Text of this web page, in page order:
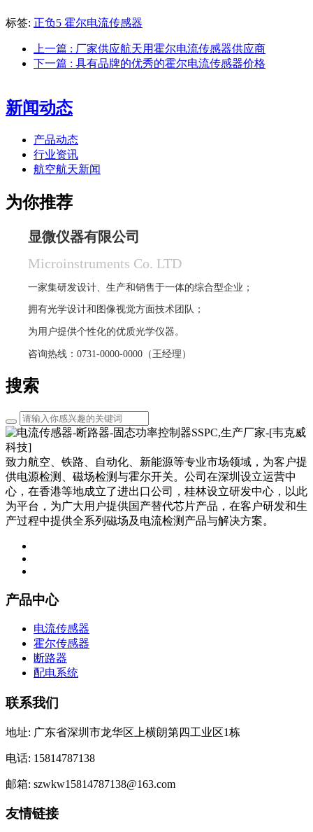
标签: 正负5 霍尔电流传感器
上一篇 : 厂家供应航天用霍尔电流传感器供应商
下一篇 : 具有品牌的优秀的霍尔电流传感器价格
新闻动态
产品动态
行业资讯
航空航天新闻
为你推荐
显微仪器有限公司
Microinstruments Co. LTD
一家集研发设计、生产和销售于一体的综合型企业；
拥有光学设计和图像视觉方面技术团队；
为用户提供个性化的优质光学仪器。
咨询热线：0731-0000-0000（王经理）
搜索
致力航空、铁路、自动化、新能源等专业市场领域，为客户提
供电源检测、磁场检测与霍尔开关。公司在深圳设立运营中
心，在香港等地成立了进出口公司，桂林设立研发中心，以此
为平台，为广大用户提供国产替代芯片产品，在客户研发和生
产过程中提供全系列磁场及电流检测产品与解决方案。
产品中心
电流传感器
霍尔传感器
断路器
配电系统
联系我们
地址: 广东省深圳市龙华区上横朗第四工业区1栋
电话: 15814787138
邮箱: szwkw15814787138@163.com
友情链接